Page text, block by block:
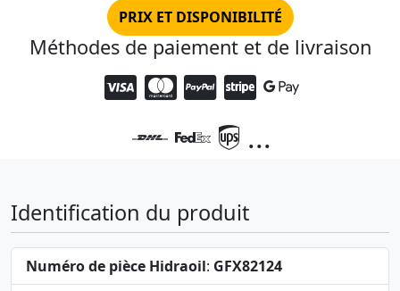
PRIX ET DISPONIBILITÉ
Méthodes de paiement et de livraison
...
Identification du produit
Numéro de pièce Hidraoil: GFX82124